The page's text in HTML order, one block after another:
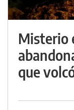
Misterio
que